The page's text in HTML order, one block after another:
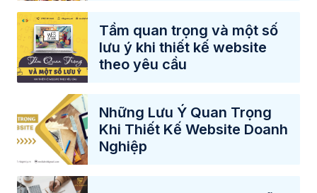
Tầm quan trọng và một số
lưu ý khi thiết kế website
theo yêu cầu
Những Lưu Ý Quan Trọng
Khi Thiết Kế Website Doanh
Nghiệp